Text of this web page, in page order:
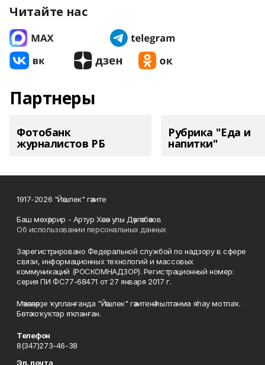
Читайте нас
Партнеры
Фотобанк
журналистов РБ
Рубрика "Еда и
напитки"
1917-2026 "Йәшлек" гәзите
Баш мөхәррир - Артур Хәсән улы Дәүләтбәков
Об использовании персональных данных
Зарегистрировано Федеральной службой по надзору в сфере
связи, информационных технологий и массовых
коммуникаций (РОСКОМНАДЗОР). Регистрационный номер:
серия ПИ ФС77-68471 от 27 января 2017 г.
Мәҡәләләрҙе ҡулланғанда "Йәшлек" гәзитенә һылтанма яһау мотлаҡ.
Бөтә хоҡуҡтар яҡланған.
Телефон
8(347)273-46-38
Эл. почта